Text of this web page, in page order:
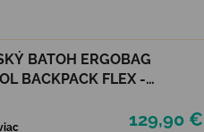
BATOH ERGOBAG
BACKPACK FLEX -
129,90 €